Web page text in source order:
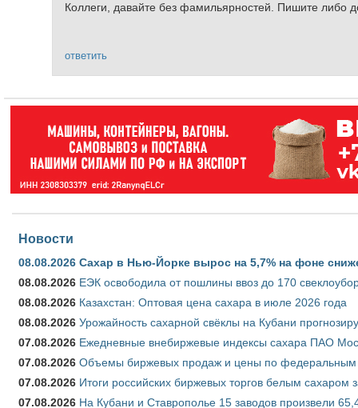
Коллеги, давайте без фамильярностей. Пишите
ответить
Новости
08.08.2026 Сахар в Нью-Йорке вырос на 5,7% на фоне
08.08.2026 ЕЭК освободила от пошлины ввоз до 170
08.08.2026 Казахстан: Оптовая цена сахара в июле 2026 года
08.08.2026 Урожайность сахарной свёклы на Кубани
07.08.2026 Ежедневные внебиржевые индексы сахара ПАО
07.08.2026 Объемы биржевых продаж и цены по федеральным
07.08.2026 Итоги российских биржевых торгов белым сахаром
07.08.2026 На Кубани и Ставрополье 15 заводов произвели